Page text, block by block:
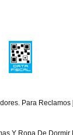
Para Reclamos
Y Ropa De Dormir